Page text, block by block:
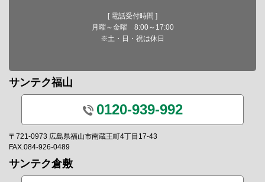
[ 電話受付時間 ]
月曜～金曜 8:00～17:00
※土・日・祝は休日
サンテク福山
0120-939-992
〒721-0973 広島県福山市南蔵王町4丁目17-43
FAX.084-926-0489
サンテク倉敷